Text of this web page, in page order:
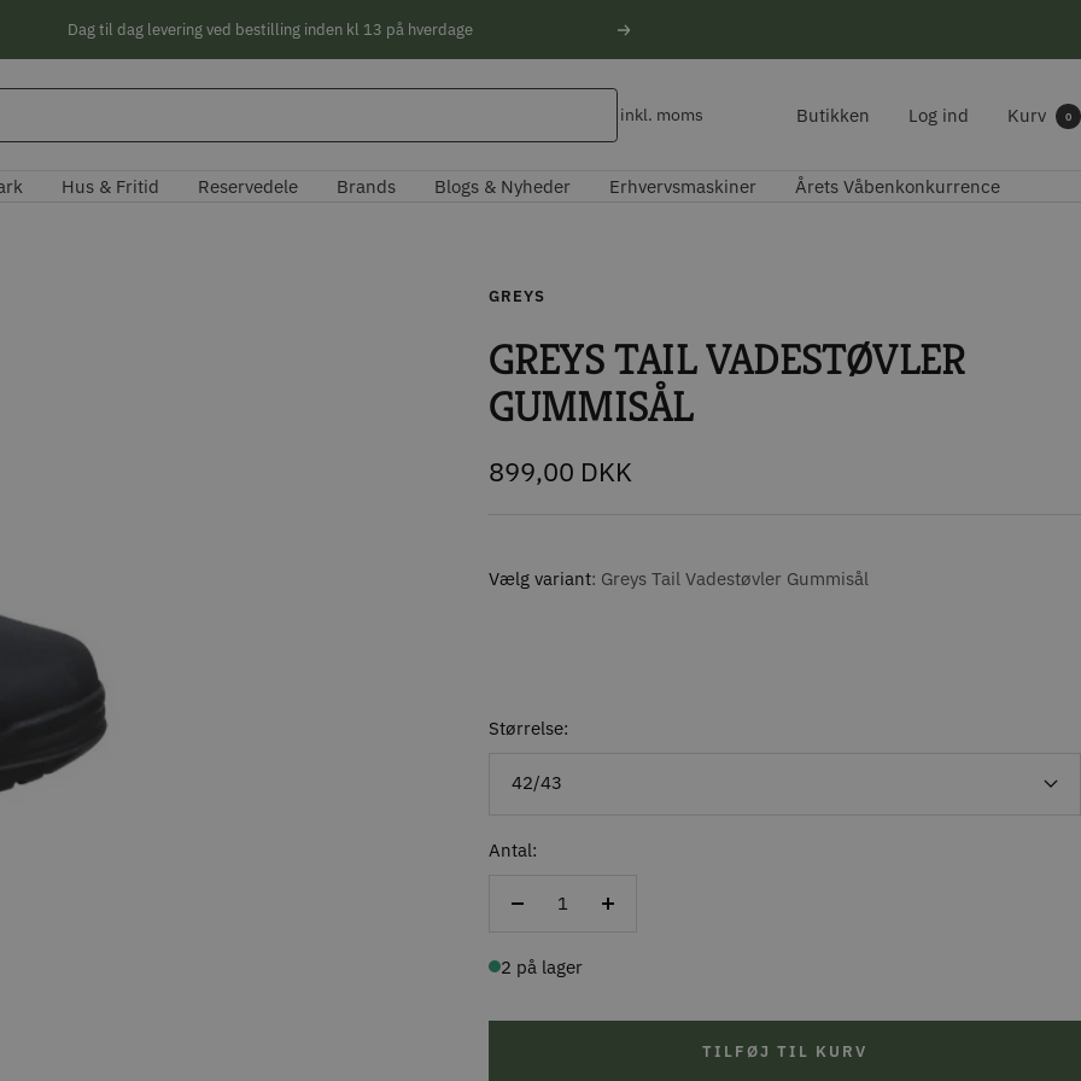
Dag til dag levering ved bestilling inden kl 13 på hverdage Næste
inkl. moms Butikken Log ind Kurv 0
Hus & Fritid Reservedele Brands Blogs & Nyheder Erhvervsmaskiner Årets Våbenkonkurrence
GREYS
GREYS TAIL VADESTØVLER
GUMMISÅL
Tilbudspris
899,00 DKK
Vælg variant Greys Tail Vadestøvler Gummisål
Størrelse:
42/43
Antal:
Reducer
Forøg
2 på lager
TILFØJ TIL KURV